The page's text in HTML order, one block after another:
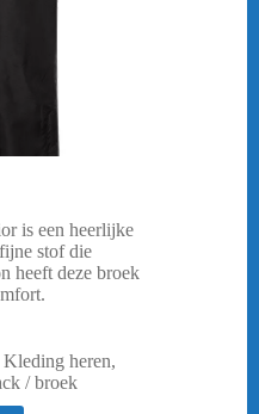
is een heerlijke
stof die
heeft deze broek
Kleding heren,
/ broek